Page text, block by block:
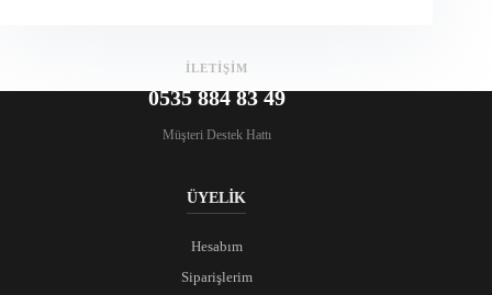
İLETİŞİM
0535 884 83 49
Müşteri Destek Hattı
ÜYELİK
Hesabım
Siparişlerim